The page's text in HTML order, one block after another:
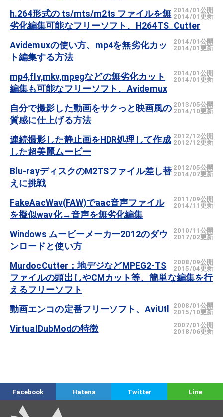
2014/01公開
2014/01更新
h.264形式の ts/mts/m2ts ファイルを無
劣化編集可能なフリーソフト、H264TS_Cutter
2014/01公開
2014/01更新
Avidemuxの使い方、mp4を無劣化カッ
ト編集する方法
2014/01公開
2014/01更新
mp4,flv,mkv,mpegなどの無劣化カット
編集も可能なフリーソフト、Avidemux
2013/05公開
2014/10更新
自分で撮影した動画をサクっと映画風の
質感に仕上げる方法
2012/12公開
2012/12更新
連続撮影した静止画をHDR処理して作成
した超美麗ムービー
2012/05公開
2014/07更新
Blu-rayディスクのM2TSファイル差し替
えに挑戦
2011/09公開
2014/11更新
FakeAacWav(FAW)でaac音声ファイル
を擬似wav化→音声を無劣化編集
2010/11公開
2017/02更新
Windows ムービーメーカー2012のダウ
ンロードと使い方
2008/09公開
2015/04更新
MurdocCutter：地デジなどMPEG2-TS
ファイルの頭出しやCMカット等、簡単な編集を行
えるフリーソフト
2008/01公開
2015/10更新
動画エンコの定番フリーソフト、AviUtl
2007/01公開
2018/06更新
VirtualDubModの特徴
Facebook Hatena Twitter Line